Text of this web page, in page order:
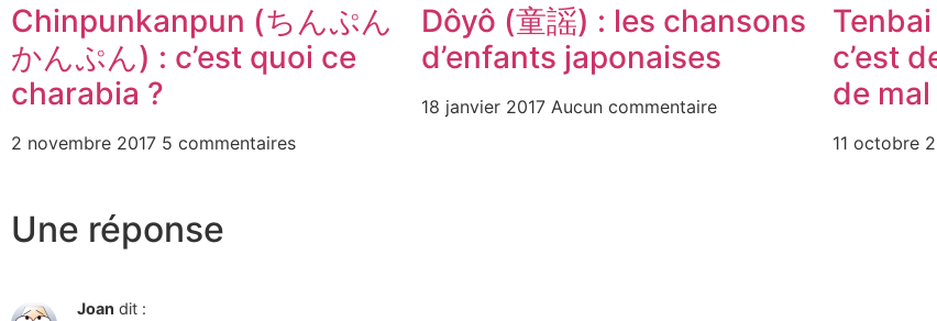
Chinpunkanpun (ちんぷん
かんぷん) : c’est quoi ce
charabia ?
2 novembre 2017 5 commentaires
Dôyô (童謡) : les chansons
d’enfants japonaises
18 janvier 2017 Aucun commentaire
c’est
de mal
11 octobre
Une réponse
Joan dit :